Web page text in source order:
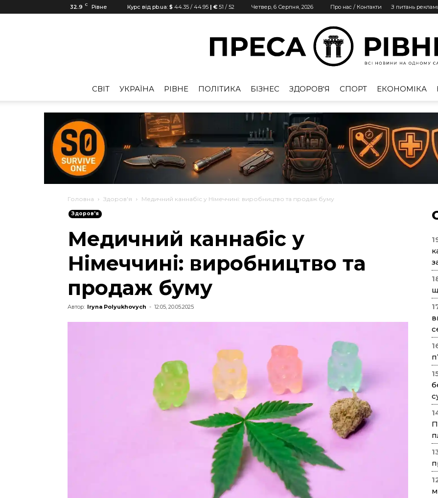
32.9 C Рівне Курс від pb.ua: $ 44.35 / 44.95 | € 51 / 52 Четвер, 6 Серпня, 2026 Про нас / Контакти З питань
Рівне
CВІТ УКРАЇНА РІВНЕ ПОЛІТИКА БІЗНЕС ЗДОРОВ'Я СПОРТ ЕКОНОМІКА
Головна Здоров'я Медичний каннабіс у Німеччині: виробництво та продаж буму
Здоров'я
Медичний каннабіс у
Німеччині: виробництво та
продаж буму
Автор: Iryna Polyukhovych - 12:05, 20.05.2025